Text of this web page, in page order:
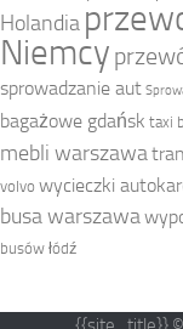
Holandia
Niemcy
sprowadzanie aut
bagażowe gdańsk taxi
mebli warszawa
volvo wycieczki
busa warszawa
busów łódź